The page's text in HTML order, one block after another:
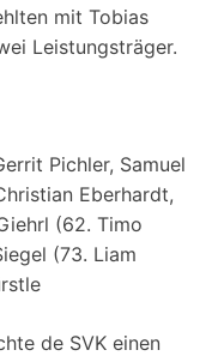
mit Tobias
Leistungsträger.
Pichler, Samuel
Eberhardt,
(62. Timo
(73. Liam
de SVK einen